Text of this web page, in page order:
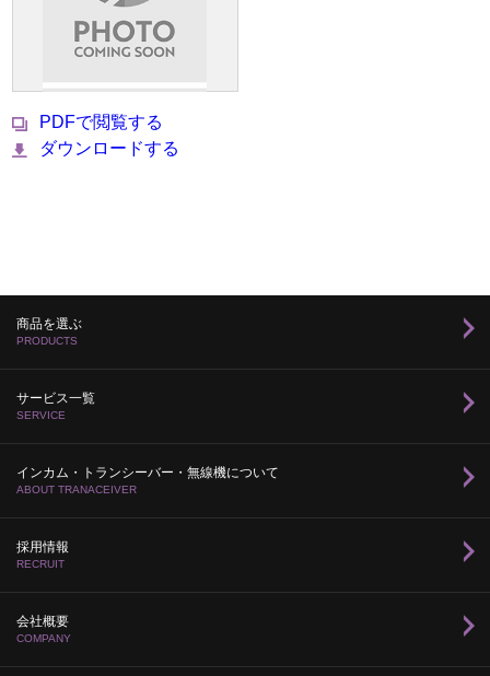
PDFで閲覧する
ダウンロードする
商品を選ぶ
PRODUCTS
サービス一覧
SERVICE
インカム・トランシーバー・無線機について
ABOUT TRANACEIVER
採用情報
RECRUIT
会社概要
COMPANY